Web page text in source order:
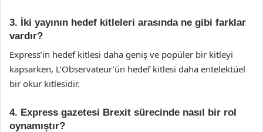
3. İki yayının hedef kitleleri arasında ne gibi farklar
vardır?
Express’in hedef kitlesi daha geniş ve popüler bir kitleyi
kapsarken, L’Observateur’ün hedef kitlesi daha entelektüel
bir okur kitlesidir.
4. Express gazetesi Brexit sürecinde nasıl bir rol
oynamıştır?